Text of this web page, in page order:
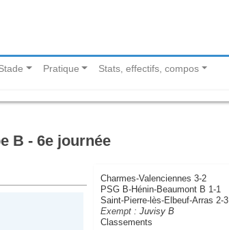
Pratique Stats, effectifs, compos
B - 6e journée
Charmes-Valenciennes 3-2
PSG B-Hénin-Beaumont B 1-1
Saint-Pierre-lès-Elbeuf-Arras 2-3
Exempt : Juvisy B
Classements